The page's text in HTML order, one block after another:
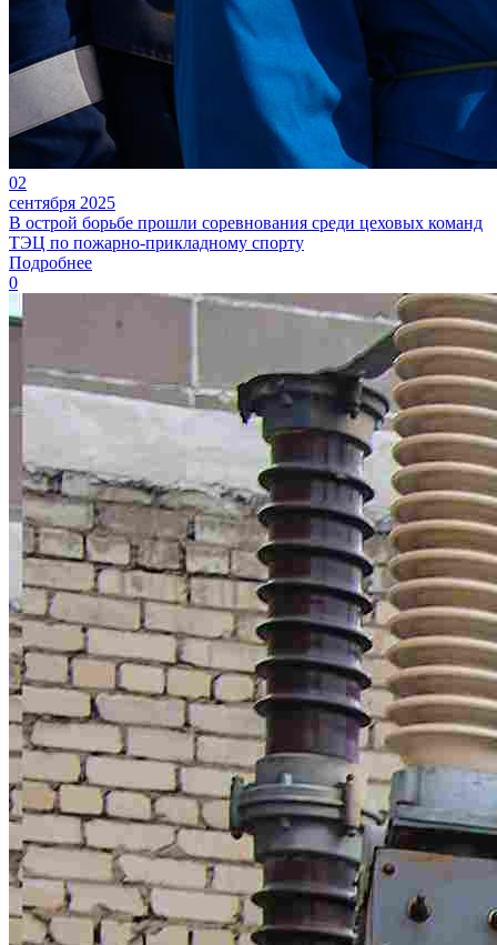
02
сентября 2025
В острой борьбе прошли соревнования среди цеховых команд
ТЭЦ по пожарно-прикладному спорту
Подробнее
0